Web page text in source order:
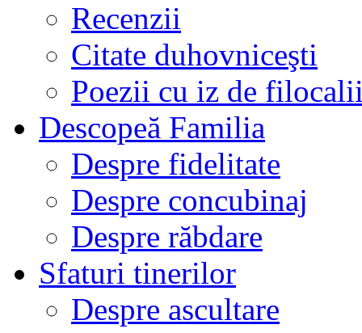
Recenzii
Citate duhovniceşti
Poezii cu iz de
Descopeă Familia
Despre fidelitate
Despre concubinaj
Despre răbdare
Sfaturi tinerilor
Despre ascultare